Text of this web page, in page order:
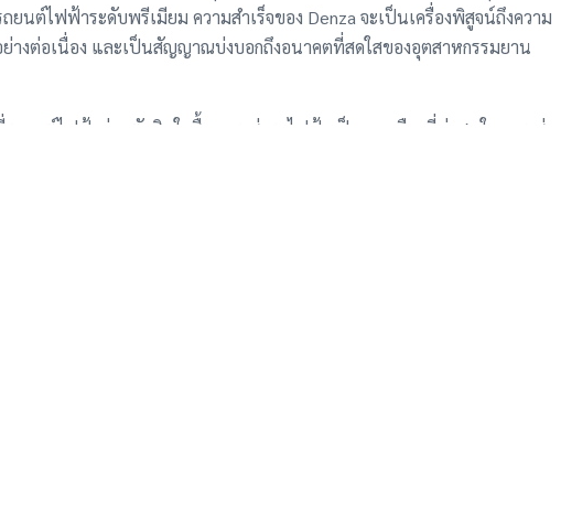
นต์ไฟฟ้าระดับพรีเมียม ความสำเร็จของ Denza จะเป็นเครื่องพิสูจน์ถึงความ
งต่อเนื่อง และเป็นสัญญาณบ่งบอกถึงอนาคตที่สดใสของอุตสาหกรรมยาน
ยนต์ไฟฟ้าก่อนตัดสินใจซื้อ การเช่ารถไฟฟ้าเป็นทางเลือกที่น่าสนใจ การเช่า